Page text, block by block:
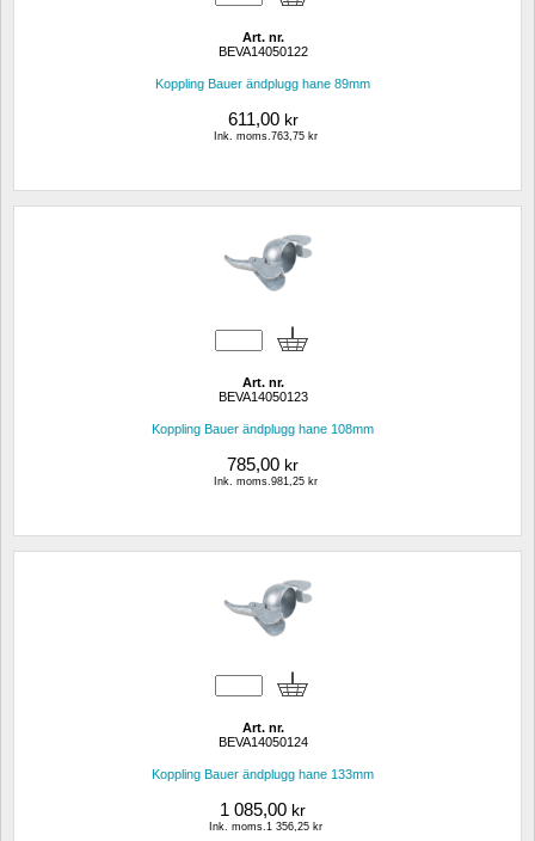
Art. nr.
BEVA14050122
Koppling Bauer ändplugg hane 89mm
611,00kr
Ink. moms.763,75 kr
Art. nr.
BEVA14050123
Koppling Bauer ändplugg hane 108mm
785,00 kr
Ink. moms.981,25 kr
Art. nr.
BEVA14050124
Koppling Bauer ändplugg hane 133mm
1 085,00 kr
Ink. moms.1 356,25 kr